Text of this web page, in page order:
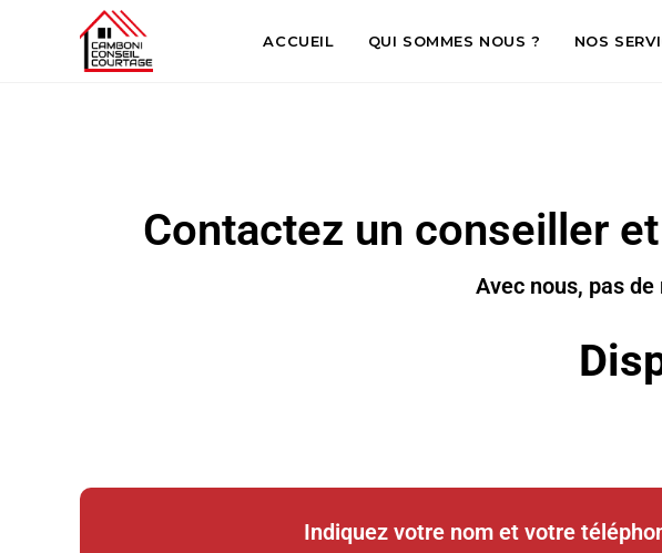
ACCUEIL QUI SOMMES NOUS ? NOS
Contactez un conseiller
Avec nous, pas
Indiquez votre nom et votre